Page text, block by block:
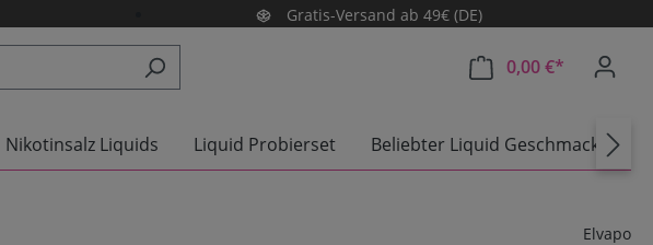
Gratis-Versand ab 49€ (DE)
0,00 €*
Nikotinsalz Liquids Liquid Probierset Beliebter Liquid Geschmack
Elvapo